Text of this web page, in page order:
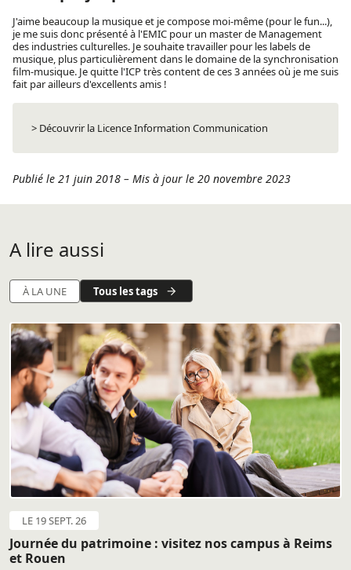
J'aime beaucoup la musique et je compose moi-même (pour le fun...),
je me suis donc présenté à l'EMIC pour un master de Management
des industries culturelles. Je souhaite travailler pour les labels de
musique, plus particulièrement dans le domaine de la synchronisation
film-musique. Je quitte l'ICP très content de ces 3 années où je me suis
fait par ailleurs d'excellents amis !
> Découvrir la Licence Information Communication
Publié le 21 juin 2018 – Mis à jour le 20 novembre 2023
A lire aussi
À LA UNE Tous les tags
LE 19 SEPT. 26
Journée du patrimoine : visitez nos campus à Reims
et Rouen